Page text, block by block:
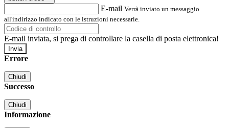
E-mail Verrà inviato un messaggio
all'indirizzo indicato con le istruzioni necessarie.
E-mail inviata, si prega di controllare la casella di posta elettronica!
Errore
Chiudi
Successo
Chiudi
Informazione